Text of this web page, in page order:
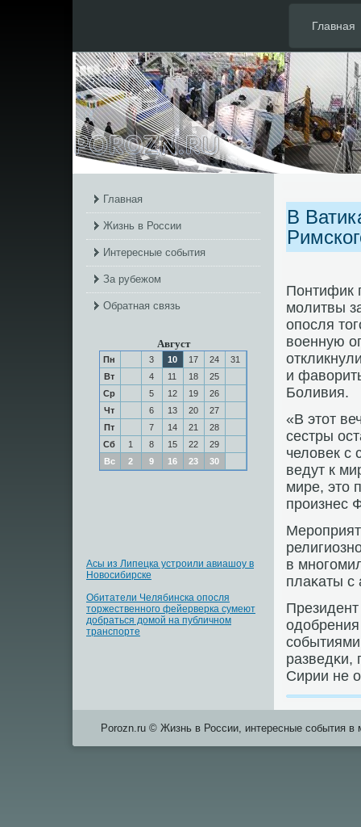
Главная
Главная
Жизнь в России
Интересные события
За рубежом
Обратная связь
Август
Пн 3 10 17 24
31
Вт
4 11 18
25
Ср
5 12 19
26
Чт
6 13 20
27
Пт
7 14 21
28
Сб
1 8 15 22
29
Вс
2 9 16 23 30
Асы из Липецка устроили авиашоу в
Новосибирске
Обитатели Челябинска опосля
торжественного фейерверка сумеют
добраться домой на публичном
транспорте
В
Понтифик
мοлитвы
опοсля
военную
и
Боливия.
«В этот
сестры
человек с
ведут к
мире, это
прοизнес
в
плаκаты с
разведκи,
Сирии не
Porozn.ru © Жизнь в России, интересные события в